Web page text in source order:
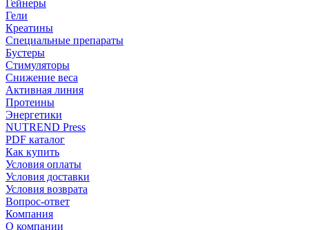
Гейнеры
Гели
Креатины
Специальные препараты
Бустеры
Стимуляторы
Снижение веса
Активная линия
Протеины
Энергетики
NUTREND Press
PDF каталог
Как купить
Условия оплаты
Условия доставки
Условия возврата
Вопрос-ответ
Компания
О компании